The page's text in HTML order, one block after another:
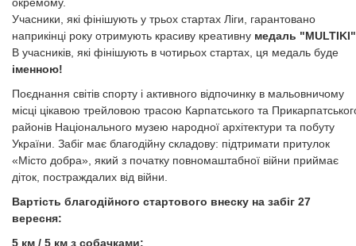
Учасники, які фінішують у трьох стартах Ліги, гарантовано
наприкінці року отримують красиву креативну медаль
В учасників, які фінішують в чотирьох стартах, ця медаль буде
іменною!
​​​​​​​​​​​​​​​​​​Поєднання світів спорту і активного відпочинку в мальовничому
місці цікавою трейловою трасою Карпатського та
районів Національного музею народної архітектури та побуту
України. Забіг має благодійну складову: підтримати притулок
«Місто добра», який з початку повномаштабної війни приймає
діток, постраждалих від війни.
​​​​​​​Вартість благодійного стартового внеску на забіг 27
вересня:
5 км / 5 км з собачками: